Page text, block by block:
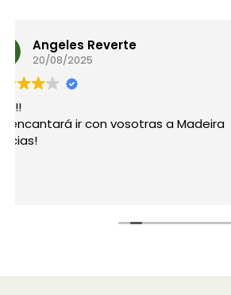
m.pilar subirats
28/07/2025
bona organització, bon Hotel,